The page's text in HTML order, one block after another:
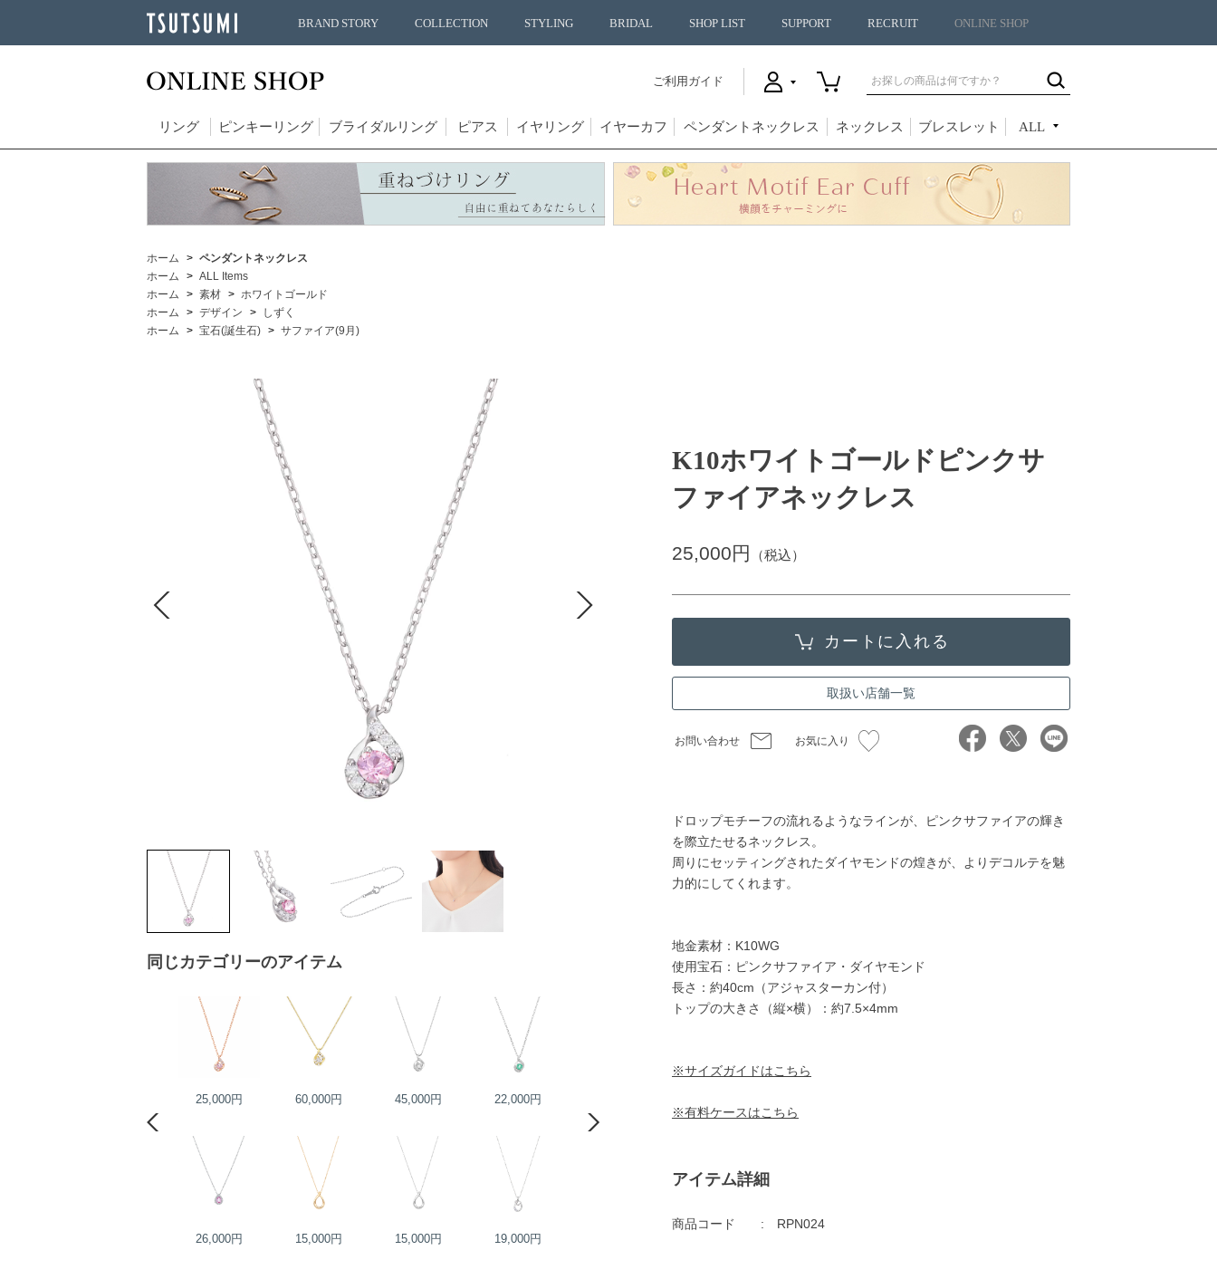
BRAND STORY COLLECTION STYLING BRIDAL SHOP LIST SUPPORT RECRUIT ONLINE SHOP
ご利用ガイド
リング ピンキーリング ブライダルリング ピアス イヤリング イヤーカフ ペンダントネックレス ネックレス ブレスレット ALL
ホーム
ペンダントネックレス
ホーム
ALL Items
ホーム
素材
ホワイトゴールド
ホーム
デザイン
しずく
ホーム
宝石(誕生石) サファイア(9月)
同じカテゴリーのアイテム
25,000円 60,000円 45,000円 22,000円
26,000円 15,000円 15,000円 19,000円
K10ホワイトゴールドピンクサ
ファイアネックレス
25,000円 （税込）
取扱い店舗一覧
お問い合わせ お気に入り
ドロップモチーフの流れるようなラインが、ピンクサファイアの輝き
を際立たせるネックレス。
周りにセッティングされたダイヤモンドの煌きが、よりデコルテを魅
力的にしてくれます。
地金素材：K10WG
使用宝石：ピンクサファイア・ダイヤモンド
長さ：約40cm（アジャスターカン付）
トップの大きさ（縦×横）：約7.5×4mm
※サイズガイドはこちら
※有料ケースはこちら
アイテム詳細
商品コード RPN024